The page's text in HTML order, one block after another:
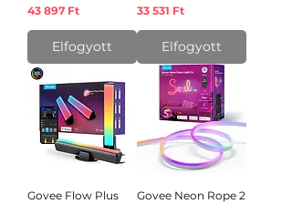
Ár
43 897 Ft
Elfogyott
Ár
33 531 Ft
Elfogyott
Govee Flow Plus
Govee Neon Rope 2